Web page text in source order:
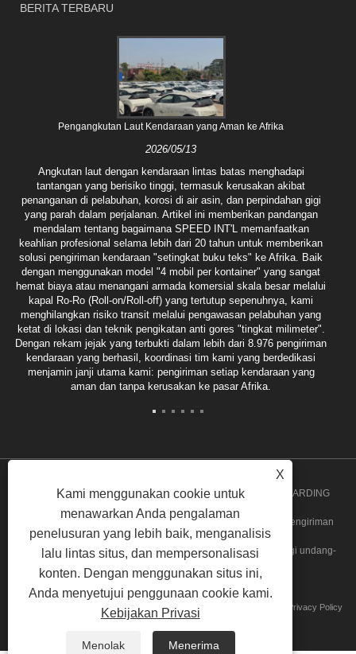
BERITA TERBARU
Pengangkutan Laut Kendaraan yang Aman ke Afrika
2026/05/13
Angkutan laut dengan kendaraan lintas batas menghadapi
tantangan yang berisiko tinggi, termasuk kerusakan akibat
penanganan di pelabuhan, korosi di air asin, dan perpindahan gigi
yang parah dalam perjalanan. Artikel ini memberikan pandangan
mendalam tentang bagaimana SPEED INT'L memanfaatkan
keahlian profesional selama lebih dari 20 tahun untuk memberikan
solusi pengiriman kendaraan "setingkat buku teks" ke Afrika. Baik
dengan menggunakan model "4 mobil per kontainer" yang sangat
hemat biaya atau menangani armada komersial skala besar melalui
kapal Ro-Ro (Roll-on/Roll-off) yang tertutup sepenuhnya, kami
menghilangkan risiko transit melalui pengawasan pelabuhan yang
ketat di lokasi dan teknik pengikatan anti gores "tingkat milimeter".
Dengan rekam jejak yang terbukti dalam lebih dari 8.976 pengiriman
kendaraan yang berhasil, koordinasi tim kami yang berdedikasi
menjamin janji utama kami: pengiriman setiap kendaraan yang
aman dan tanpa kerusakan ke pasar Afrika.
Hak Cipta 2020 GUANGZHOU SPEED INT'L FREIGHT FORWARDING
CO.,LTD. - Angola Groupage, Layanan Door to Door Angola, Pengiriman
Massal Break, Layanan Groupage Ghana Semua hak dilindungi undang-
undang
Tautan Sitemap Privacy Policy
X
Kami menggunakan cookie untuk
menawarkan Anda pengalaman
penelusuran yang lebih baik, menganalisis
lalu lintas situs, dan mempersonalisasi
konten. Dengan menggunakan situs ini,
Anda menyetujui penggunaan cookie kami.
Kebijakan Privasi
Menolak Menerima